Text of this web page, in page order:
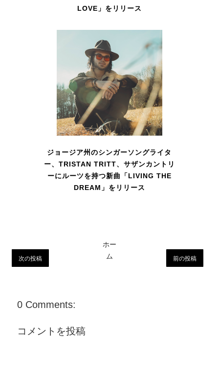
LOVE」をリリース
ジョージア州のシンガーソングライタ
ー、TRISTAN TRITT、サザンカントリ
ーにルーツを持つ新曲「LIVING THE
DREAM」をリリース
次の投稿 前の投稿
ホー
ム
0 Comments:
コメントを投稿